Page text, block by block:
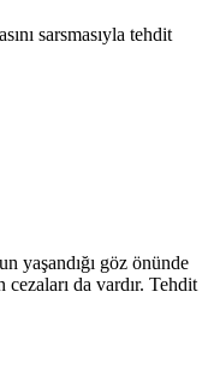
sarsmasıyla tehdit
yaşandığı göz önünde
da vardır. Tehdit